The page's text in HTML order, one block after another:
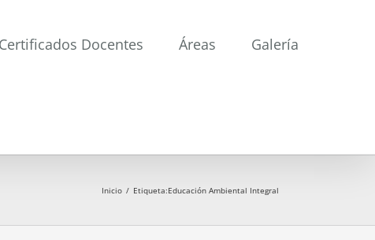
Certificados Docentes Áreas Galería
Inicio / Etiqueta:Educación Ambiental Integral